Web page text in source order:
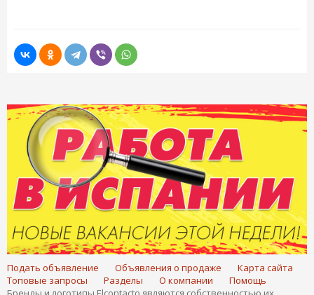
Подать объявление Объявления о продаже
Карта сайта
Топовые запросы
Разделы О компании
Помощь